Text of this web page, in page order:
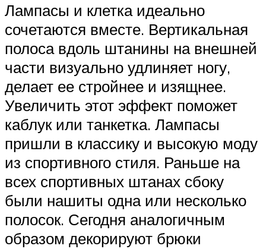
Лампасы и клетка идеально
сочетаются вместе. Вертикальная
полоса вдоль штанины на внешней
части визуально удлиняет ногу,
делает ее стройнее и изящнее.
Увеличить этот эффект поможет
каблук или танкетка. Лампасы
пришли в классику и высокую моду
из спортивного стиля. Раньше на
всех спортивных штанах сбоку
были нашиты одна или несколько
полосок. Сегодня аналогичным
образом декорируют брюки